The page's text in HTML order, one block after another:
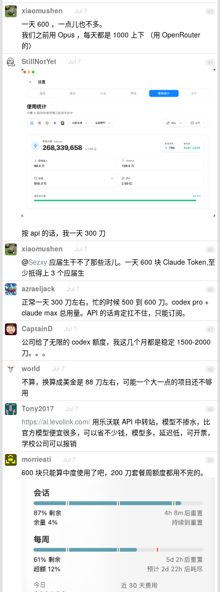
43
xiaomushen Jul 7
一天 600 ，一点儿也不多。
我们之前用 Opus ，每天都是 1000 上下 （用 OpenRouter
的）
44
StillNotYet Jul 7
按 api 的话，我一天 300 刀
45
xiaomushen Jul 7
@Sezxy 应届生干不了那些活儿。一天 600 块 Claude Token,至
少抵得上 3 个应届生
46
azraeljack Jul 7
正常一天 300 刀左右，忙的时候 500 到 600 刀。codex pro +
claude max 总用量。API 的话肯定扛不住，只能订阅。
47
CaptainD Jul 7
公司给了无限的 codex 额度，我这几个月都是稳定 1500-2000
刀。。。
48
world Jul 7
不算，换算成美金是 88 刀左右，可能一个大一点的项目还不够
用
49
Tony2017 Jul 7
https://ai.levolink.com/ 用乐沃联 API 中转站，模型不掺水，比
官方模型便宜很多，可以省不少钱，模型多，延迟低，可开票，
学校公司可以报销
50
morrieati Jul 7
600 块只能算中度使用了吧，200 刀套餐周额度都用不完的。